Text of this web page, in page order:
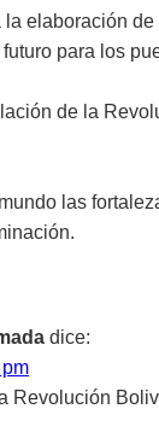
elaboración
para los
de la
las
dice:
Revolución